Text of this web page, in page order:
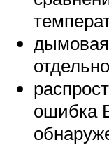
дымовая
ошибка